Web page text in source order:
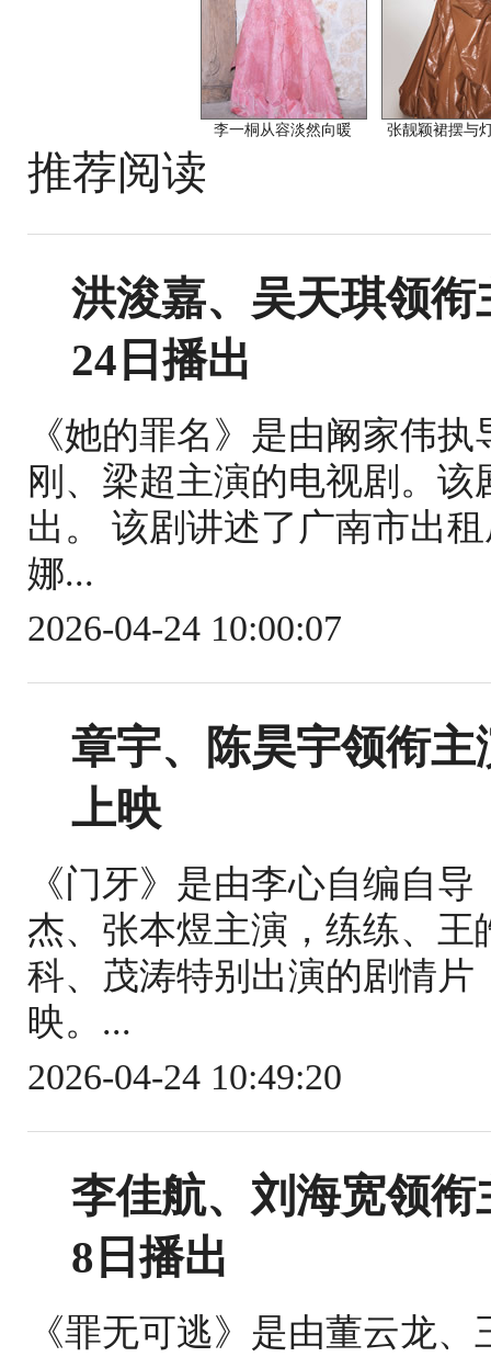
李一桐从容淡然向暖 张靓颖裙摆与
推荐阅读
洪浚嘉、吴天琪领
24日播出
《她的罪名》是由阚家伟
刚、梁超主演的电视剧。该
出。 该剧讲述了广南市出
娜...
2026-04-24 10:00:07
章宇、陈昊宇领衔
上映
《门牙》是由李心自编自
杰、张本煜主演，练练、
科、茂涛特别出演的剧情片
映。...
2026-04-24 10:49:20
李佳航、刘海宽领
8日播出
《罪无可逃》是由董云龙